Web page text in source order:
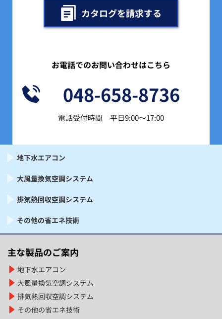
カタログを請求する
お電話でのお問い合わせはこちら
048-658-8736
電話受付時間　平日9:00〜17:00
地下水エアコン
大風量換気空調システム
排気熱回収空調システム
その他の省エネ技術
主な製品のご案内
地下水エアコン
大風量換気空調システム
排気熱回収空調システム
その他の省エネ技術